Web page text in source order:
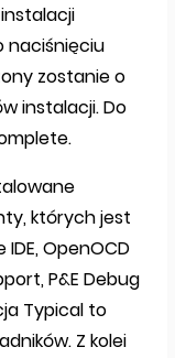
naciśnięciu
zostanie o
instalacji. Do
których jest
IDE, OpenOCD
P&E Debug
Typical to
Z kolei